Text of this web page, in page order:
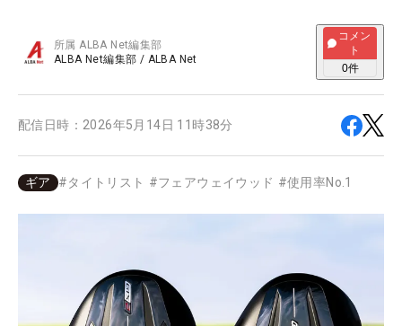
所属ALBA Net編集部
ALBA Net編集部 / ALBA Net
コメン
ト
0件
配信日時： 2026年5月14日 11時38分
ギア #タイトリスト #フェアウェイウッド #使用率No.1